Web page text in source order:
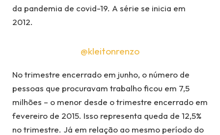
da pandemia de covid-19. A série se inicia em
2012.
@kleitonrenzo
No trimestre encerrado em junho, o número de
pessoas que procuravam trabalho ficou em 7,5
milhões – o menor desde o trimestre encerrado em
fevereiro de 2015. Isso representa queda de 12,5%
no trimestre. Já em relação ao mesmo período do